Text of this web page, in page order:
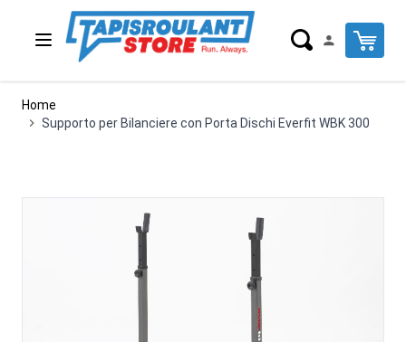
Salta al contenuto
Cart
Home
Supporto per Bilanciere con Porta Dischi Everfit WBK 300